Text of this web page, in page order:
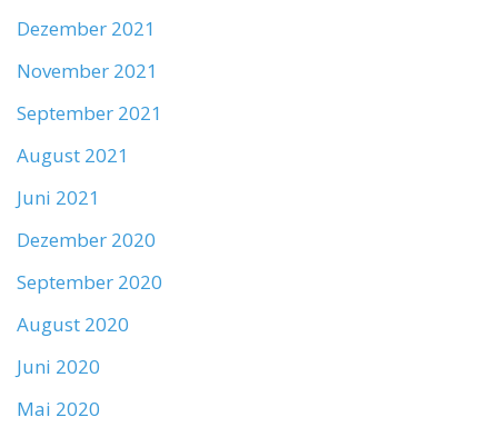
Dezember 2021
November 2021
September 2021
August 2021
Juni 2021
Dezember 2020
September 2020
August 2020
Juni 2020
Mai 2020